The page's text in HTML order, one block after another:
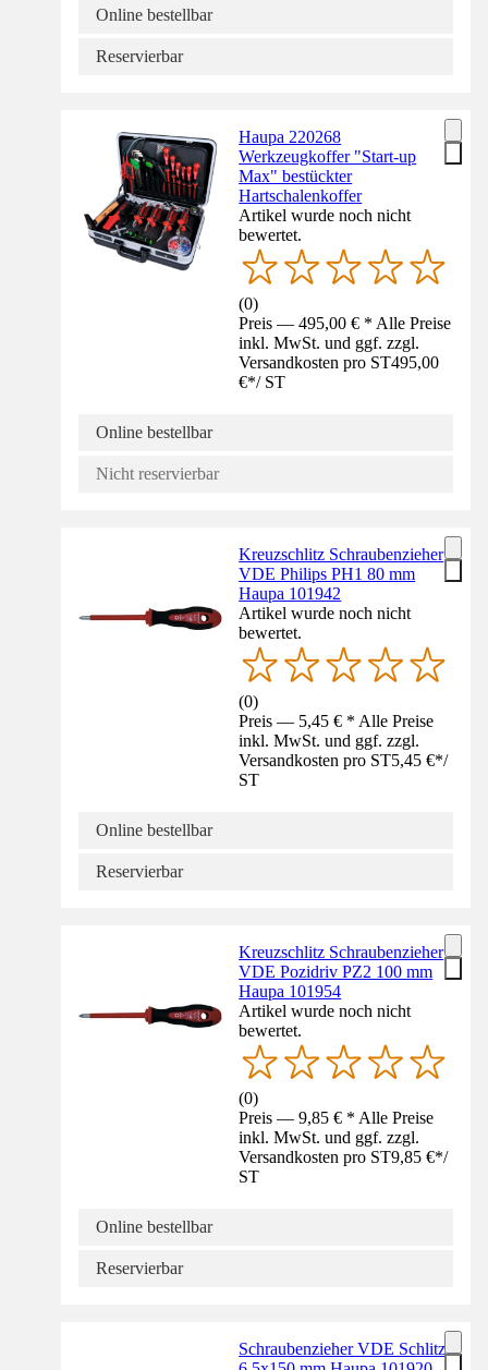
Online bestellbar
Reservierbar
Haupa 220268
Werkzeugkoffer "Start-up
Max" bestückter
Hartschalenkoffer
Artikel wurde noch nicht
bewertet.
(0)
Preis — 495,00 € * Alle Preise
inkl. MwSt. und ggf. zzgl.
Versandkosten pro ST495,00
€*/ ST
Online bestellbar
Nicht reservierbar
Kreuzschlitz Schraubenzieher
VDE Philips PH1 80 mm
Haupa 101942
Artikel wurde noch nicht
bewertet.
(0)
Preis — 5,45 € * Alle Preise
inkl. MwSt. und ggf. zzgl.
Versandkosten pro ST5,45 €*/
ST
Online bestellbar
Reservierbar
Kreuzschlitz Schraubenzieher
VDE Pozidriv PZ2 100 mm
Haupa 101954
Artikel wurde noch nicht
bewertet.
(0)
Preis — 9,85 € * Alle Preise
inkl. MwSt. und ggf. zzgl.
Versandkosten pro ST9,85 €*/
ST
Online bestellbar
Reservierbar
Schraubenzieher VDE Schlitz